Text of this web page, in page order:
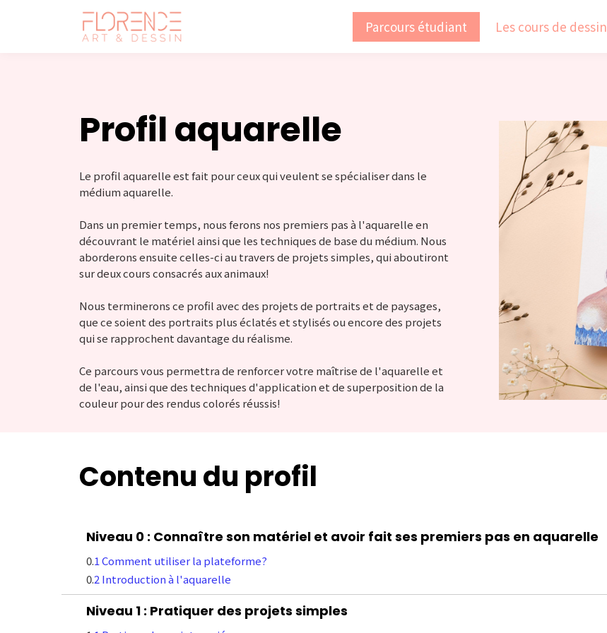
Parcours étudiant Les cours de dessin
Profil aquarelle
Le profil aquarelle est fait pour ceux qui veulent se spécialiser dans le
médium aquarelle.
Dans un premier temps, nous ferons nos premiers pas à l'aquarelle en
découvrant le matériel ainsi que les techniques de base du médium. Nous
aborderons ensuite celles-ci au travers de projets simples, qui aboutiront
sur deux cours consacrés aux animaux!
Nous terminerons ce profil avec des projets de portraits et de paysages,
que ce soient des portraits plus éclatés et stylisés ou encore des projets
qui se rapprochent davantage du réalisme.
Ce parcours vous permettra de renforcer votre maîtrise de l'aquarelle et
de l'eau, ainsi que des techniques d'application et de superposition de la
couleur pour des rendus colorés réussis!
Contenu du profil
Niveau 0 : Connaître son matériel et avoir fait ses premiers pas en aquarelle
0.1 Comment utiliser la plateforme?
0.2 Introduction à l'aquarelle
Niveau 1 : Pratiquer des projets simples